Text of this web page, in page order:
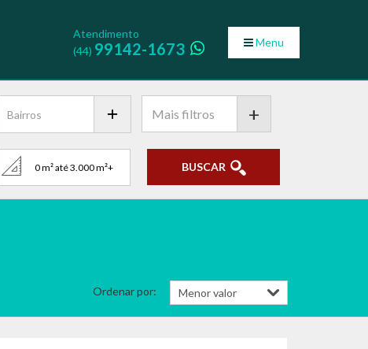
Menu
Atendimento
(44) 99142-1673
+
BUSCAR
Ordenar por: